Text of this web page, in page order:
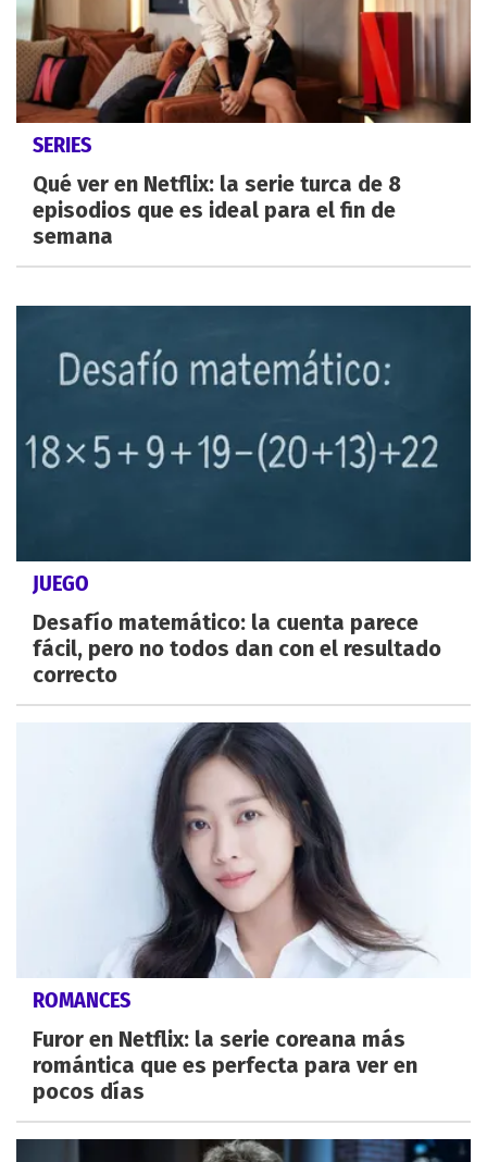
SERIES
Qué ver en Netflix: la serie turca de 8
episodios que es ideal para el fin de
semana
JUEGO
Desafío matemático: la cuenta parece
fácil, pero no todos dan con el resultado
correcto
ROMANCES
Furor en Netflix: la serie coreana más
romántica que es perfecta para ver en
pocos días